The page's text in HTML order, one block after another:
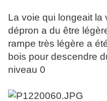
La voie qui longeait la
dépron a du être
rampe très légère a
bois pour descendre
niveau 0